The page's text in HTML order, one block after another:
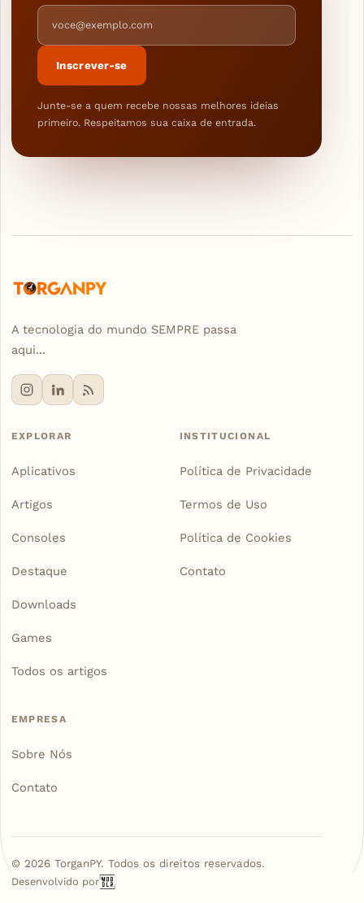
Endereço de e-mail
Inscrever-se
Junte-se a quem recebe nossas melhores ideias
primeiro. Respeitamos sua caixa de entrada.
A tecnologia do mundo SEMPRE passa
aqui...
EXPLORAR
Aplicativos
Artigos
Consoles
Destaque
Downloads
Games
Todos os artigos
INSTITUCIONAL
Política de Privacidade
Termos de Uso
Política de Cookies
Contato
EMPRESA
Sobre Nós
Contato
© 2026TorganPY. Todos os direitos reservados.
Desenvolvido por